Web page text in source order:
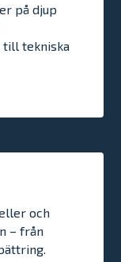
på djup
till tekniska
och
– från